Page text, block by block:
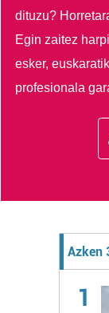
dituzu?
Egin zaitez
esker,
profesionala
Azken
1